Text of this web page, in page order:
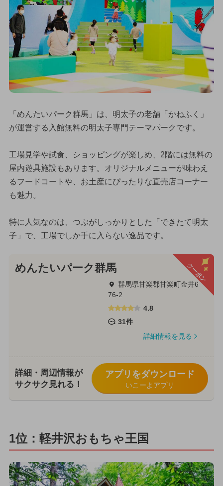
「めんたいパーク群馬」は、明太子の老舗「かねふく」
が運営する入館無料の明太子専門テーマパークです。
工場見学や試食、ショッピングが楽しめ、2階には無料の
屋内遊具施設もあります。オリジナルメニューが味わえ
るフードコートや、お土産にぴったりな直売店コーナー
も魅力。
特に人気なのは、つぶがしっかりとした「できたて明太
子」で、工場でしか手に入らない逸品です。
クーポン
めんたいパーク群馬
群馬県甘楽郡甘楽町金井6
76-2
4.8
31件
詳細情報を見る
詳細・周辺情報が
サクサク見れる！
アプリをダウンロード
いこーよアプリ
1位：軽井沢おもちゃ王国